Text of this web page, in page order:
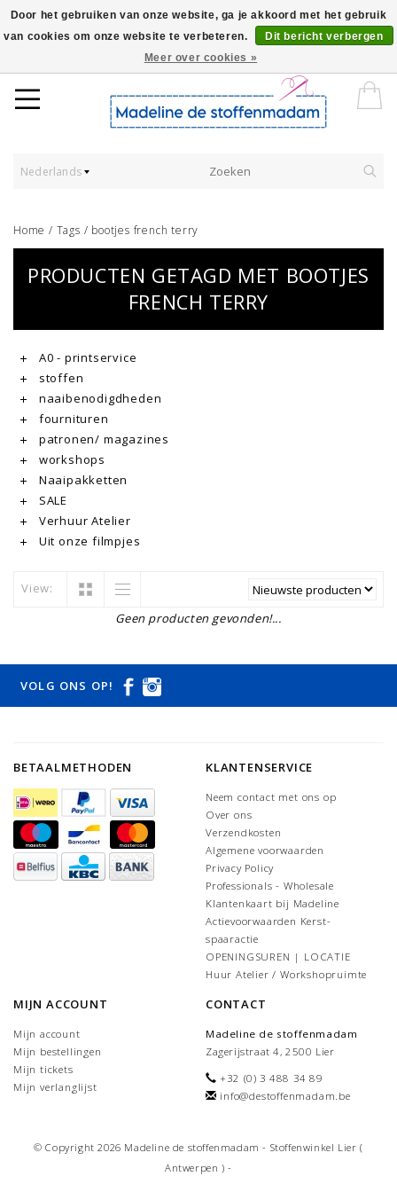
Worldwide Shipping - Onze stoffen worden verkocht per 10 cm.
Nederlands
Home / Tags / bootjes french terry
PRODUCTEN GETAGD MET BOOTJES
FRENCH TERRY
A0 - printservice
stoffen
naaibenodigdheden
fournituren
patronen/ magazines
workshops
Naaipakketten
SALE
Verhuur Atelier
Uit onze filmpjes
View:
Geen producten gevonden!...
VOLG ONS OP!
BETAALMETHODEN KLANTENSERVICE
Neem contact met ons op
Over ons
Verzendkosten
Algemene voorwaarden
Privacy Policy
Professionals - Wholesale
Klantenkaart bij Madeline
Actievoorwaarden Kerst-
spaaractie
OPENINGSUREN | LOCATIE
Huur Atelier / Workshopruimte
MIJN ACCOUNT
Mijn account
Mijn bestellingen
Mijn tickets
Mijn verlanglijst
CONTACT
Madeline de stoffenmadam
Zagerijstraat 4, 2500 Lier
+32 (0) 3 488 34 89
info@destoffenmadam.be
© Copyright 2026 Madeline de stoffenmadam - Stoffenwinkel Lier (
Antwerpen ) -
Door het gebruiken van onze website, ga je akkoord met het gebruik
van cookies om onze website te verbeteren.
Dit bericht verbergen
Meer over cookies »